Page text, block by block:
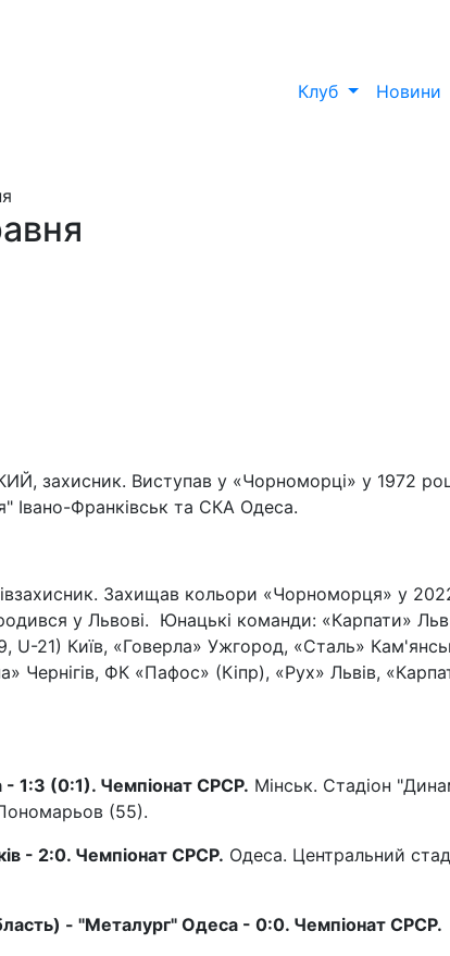
Клуб Новини
захисник. Виступав у «Чорноморці» у 1972
Івано-Франківськ та СКА Одеса.
Захищав кольори «Чорноморця» у
у Львові. Юнацькі команди: «Карпати»
U-21) Київ, «Говерла» Ужгород, «Сталь»
Чернігів, ФК «Пафос» (Кіпр), «Рух» Львів,
1:3 (0:1). Чемпіонат СРСР. Мінськ. Стадіон
(55).
- 2:0. Чемпіонат СРСР. Одеса. Центральний
асть) - "Металург" Одеса - 0:0. Чемпіонат СРСР.